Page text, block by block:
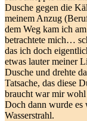
Dusche gegen die
meinem Anzug
dem Weg kam ich
betrachtete mich…
das ich doch
etwas lauter meiner
Dusche und drehte
Tatsache, das diese
braucht war mir
Doch dann wurde es
Wasserstrahl.